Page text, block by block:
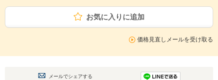
お気に入りに追加
価格見直しメールを受け取る
メールでシェアする